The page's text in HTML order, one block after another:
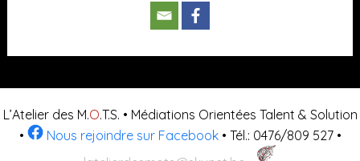
L’Atelier des M.O.T.S. • Médiations Orientées Talent & Solution
•
Nous rejoindre sur Facebook• Tél.: 0476/809 527 •